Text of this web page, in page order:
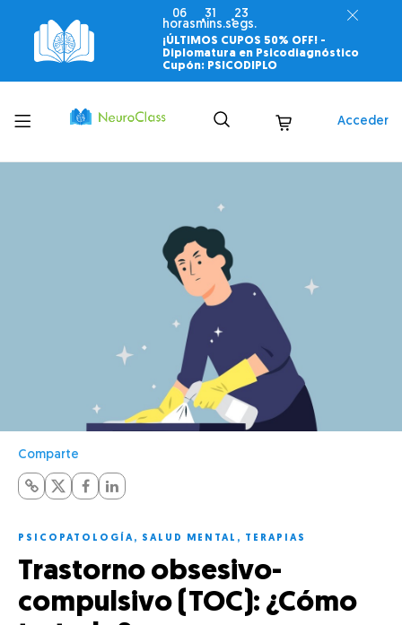
06
horas
31
mins.
22
segs.
¡ÚLTIMOS CUPOS 50% OFF! -
Diplomatura en Psicodiagnóstico
Cupón: PSICODIPLO
Toggle
menu
Acceder
Comparte
PSICOPATOLOGÍA, SALUD MENTAL , TERAPIAS
Trastorno obsesivo-
compulsivo (TOC): ¿Cómo